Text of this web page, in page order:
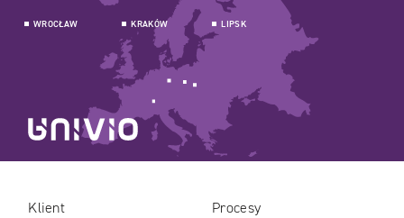
WROCŁAW KRAKÓW LIPSK
Klient Procesy